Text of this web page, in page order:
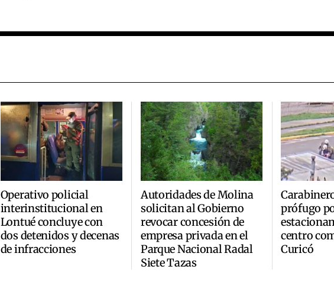
Operativo policial
interinstitucional en
Lontué concluye con
dos detenidos y decenas
de infracciones
Autoridades de Molina
solicitan al Gobierno
revocar concesión de
empresa privada en el
Parque Nacional Radal
Siete Tazas
prófugo
centro
Curicó